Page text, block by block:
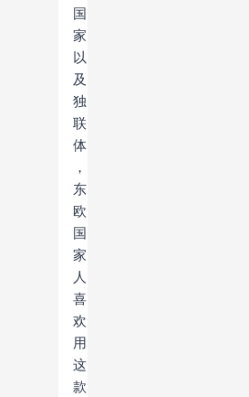
国
家
以
及
独
联
体
，
东
欧
国
家
人
喜
欢
用
这
款